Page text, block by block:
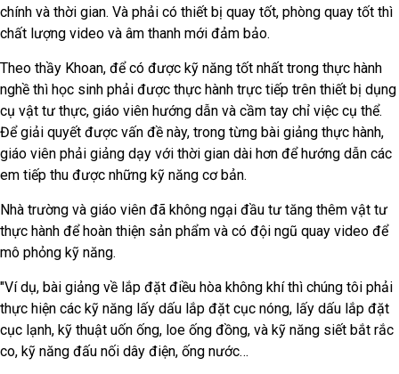
chính và thời gian. Và phải có thiết bị quay tốt, phòng quay tốt thì
chất lượng video và âm thanh mới đảm bảo.
Theo thầy Khoan, để có được kỹ năng tốt nhất trong thực hành
nghề thì học sinh phải được thực hành trực tiếp trên thiết bị dụng
cụ vật tư thực, giáo viên hướng dẫn và cầm tay chỉ việc cụ thể.
Để giải quyết được vấn đề này, trong từng bài giảng thực hành,
giáo viên phải giảng dạy với thời gian dài hơn để hướng dẫn các
em tiếp thu được những kỹ năng cơ bản.
Nhà trường và giáo viên đã không ngại đầu tư tăng thêm vật tư
thực hành để hoàn thiện sản phẩm và có đội ngũ quay video để
mô phỏng kỹ năng.
"Ví dụ, bài giảng về lắp đặt điều hòa không khí thì chúng tôi phải
thực hiện các kỹ năng lấy dấu lắp đặt cục nóng, lấy dấu lắp đặt
cục lạnh, kỹ thuật uốn ống, loe ống đồng, và kỹ năng siết bắt rắc
co, kỹ năng đấu nối dây điện, ống nước…